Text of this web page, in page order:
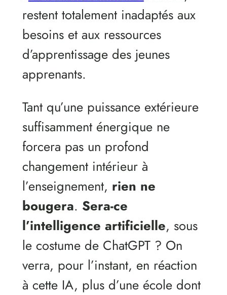
restent totalement inadaptés aux
besoins et aux ressources
d’apprentissage des jeunes
apprenants.
Tant qu’une puissance extérieure
suffisamment énergique ne
forcera pas un profond
changement intérieur à
l’enseignement, rien ne
bougera. Sera-ce
l’intelligence artificielle, sous
le costume de ChatGPT ? On
verra, pour l’instant, en réaction
à cette IA, plus d’une école dont